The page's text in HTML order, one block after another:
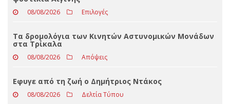
08/08/2026 Απόψεις
Φουρνιστά ρεβύθια με ντοματίνια, ελιές και
φυστίκια Αιγίνης
08/08/2026 Επιλογές
Τα δρομολόγια των Κινητών Αστυνομικών Μονάδων
στα Τρίκαλα